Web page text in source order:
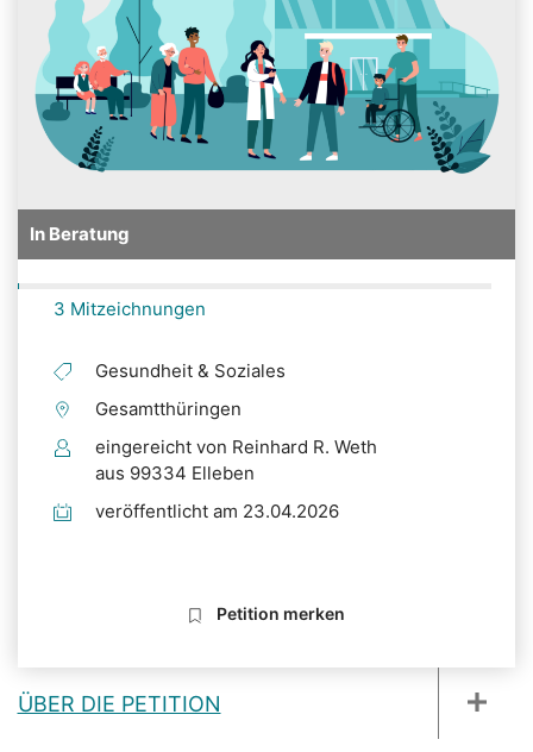
In Beratung
3 Mitzeichnungen
Gesundheit & Soziales
Gesamtthüringen
eingereicht von Reinhard R. Weth
aus 99334 Elleben
veröffentlicht am 23.04.2026
Petition merken
ÜBER DIE PETITION